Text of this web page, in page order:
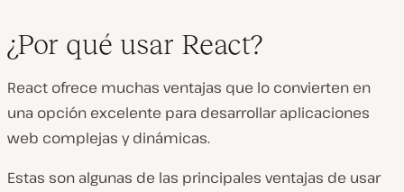
¿Por qué usar React?
React ofrece muchas ventajas que lo convierten en
una opción excelente para desarrollar aplicaciones
web complejas y dinámicas.
Estas son algunas de las principales ventajas de usar